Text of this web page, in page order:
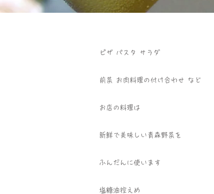
ピザ パスタ サラダ
前菜 お肉料理の付け合わせ など
お店の料理は
新鮮で美味しい青森野菜を
ふんだんに使います
塩糖油控えめ